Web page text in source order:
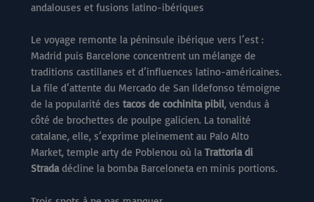
andalouses et fusions latino-ibériques
Le voyage remonte la péninsule ibérique vers l’est :
Madrid puis Barcelone concentrent un mélange de
traditions castillanes et d’influences latino-américaines.
La file d’attente du Mercado de San Ildefonso témoigne
de la popularité des tacos de cochinita pibil, vendus à
côté de brochettes de poulpe galicien. La tonalité
catalane, elle, s’exprime pleinement au Palo Alto
Market, temple arty de Poblenou où la Trattoria di
Strada décline la bomba Barceloneta en minis portions.